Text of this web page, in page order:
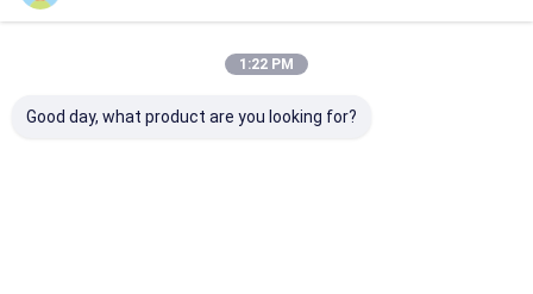
1:22 PM
Good day, what product are you looking for?